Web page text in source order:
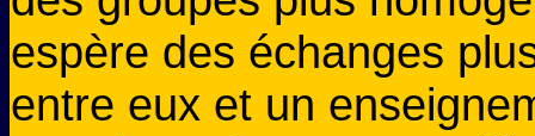
espère des échanges
entre eux et un